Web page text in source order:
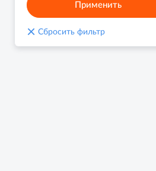
Применить
× Сбросить фильтр